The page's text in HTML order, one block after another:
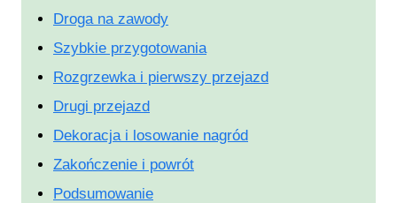
Droga na zawody
Szybkie przygotowania
Rozgrzewka i pierwszy przejazd
Drugi przejazd
Dekoracja i losowanie nagród
Zakończenie i powrót
Podsumowanie